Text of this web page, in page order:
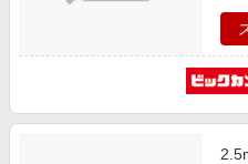
スポーツ・アウトドア・ゴルフ
旅行・レジャー・ホテル予約
わくわく夏特集
とことん買い物チャレンジ